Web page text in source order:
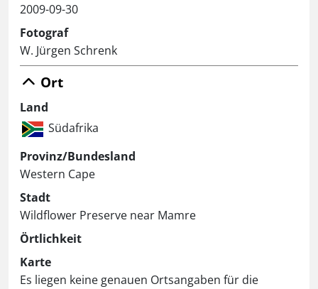
2009-09-30
Fotograf
W. Jürgen Schrenk
Ort
Land
Südafrika
Provinz/Bundesland
Western Cape
Stadt
Wildflower Preserve near Mamre
Örtlichkeit
Karte
Es liegen keine genauen Ortsangaben für die